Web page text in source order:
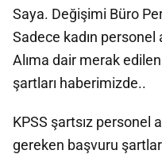
Saya. Değişimi Büro
Sadece kadın personel
Alıma dair merak
şartları haberimizde..
KPSS şartsız personel
gereken başvuru